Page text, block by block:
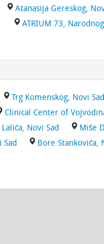
Atanasija Gereskog,
ATRIUM 73,
Trg Komenskog, Novi Sad
Clinical Center of
Novi Sad Miše
Bore Stankovića,